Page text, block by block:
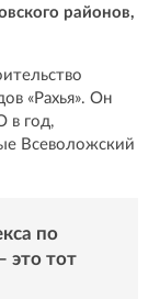
районов,
«Рахья». Он
в год,
Всеволожский
по
это тот